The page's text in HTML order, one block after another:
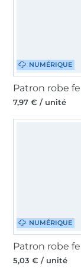
NUMÉRIQUE
7,97 € / unité
NUMÉRIQUE
5,03 € / unité